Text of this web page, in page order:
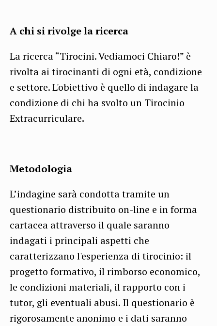
A chi si rivolge la ricerca
La ricerca “Tirocini. Vediamoci Chiaro!” è
rivolta ai tirocinanti di ogni età, condizione
e settore. L'obiettivo è quello di indagare la
condizione di chi ha svolto un Tirocinio
Extracurriculare.
Metodologia
L’indagine sarà condotta tramite un
questionario distribuito on-line e in forma
cartacea attraverso il quale saranno
indagati i principali aspetti che
caratterizzano l'esperienza di tirocinio: il
progetto formativo, il rimborso economico,
le condizioni materiali, il rapporto con i
tutor, gli eventuali abusi. Il questionario è
rigorosamente anonimo e i dati saranno